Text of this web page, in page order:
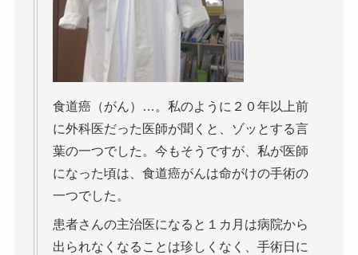
食道癌（がん）…。私のように２０年以上前
に外科医だった医師が聞くと、ゾッとする言
葉の一つでした。今もそうですが、私が医師
になった頃は、食道癌がんは命がけの手術の
一つでした。
患者さんの主治医になると１カ月は病院から
出られなくなることは珍しくなく、手術日に